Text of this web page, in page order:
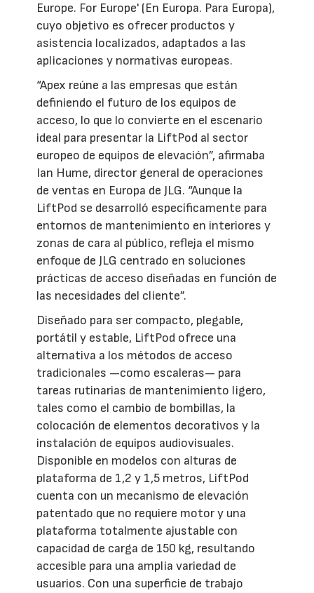
Europe. For Europe' (En Europa. Para Europa),
cuyo objetivo es ofrecer productos y
asistencia localizados, adaptados a las
aplicaciones y normativas europeas.
“Apex reúne a las empresas que están
definiendo el futuro de los equipos de
acceso, lo que lo convierte en el escenario
ideal para presentar la LiftPod al sector
europeo de equipos de elevación”, afirmaba
Ian Hume, director general de operaciones
de ventas en Europa de JLG. “Aunque la
LiftPod se desarrolló específicamente para
entornos de mantenimiento en interiores y
zonas de cara al público, refleja el mismo
enfoque de JLG centrado en soluciones
prácticas de acceso diseñadas en función de
las necesidades del cliente”.
Diseñado para ser compacto, plegable,
portátil y estable, LiftPod ofrece una
alternativa a los métodos de acceso
tradicionales —como escaleras— para
tareas rutinarias de mantenimiento ligero,
tales como el cambio de bombillas, la
colocación de elementos decorativos y la
instalación de equipos audiovisuales.
Disponible en modelos con alturas de
plataforma de 1,2 y 1,5 metros, LiftPod
cuenta con un mecanismo de elevación
patentado que no requiere motor y una
plataforma totalmente ajustable con
capacidad de carga de 150 kg, resultando
accesible para una amplia variedad de
usuarios. Con una superficie de trabajo